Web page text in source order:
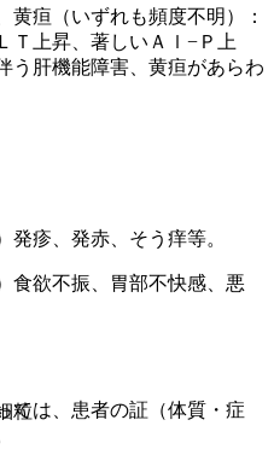
疸（いずれも頻度不明）：
Ｔ上昇、著しいＡｌ−Ｐ上
う肝機能障害、黄疸があらわ
疹、発赤、そう痒等。
欲不振、胃部不快感、悪
は、患者の証（体質・症
粒